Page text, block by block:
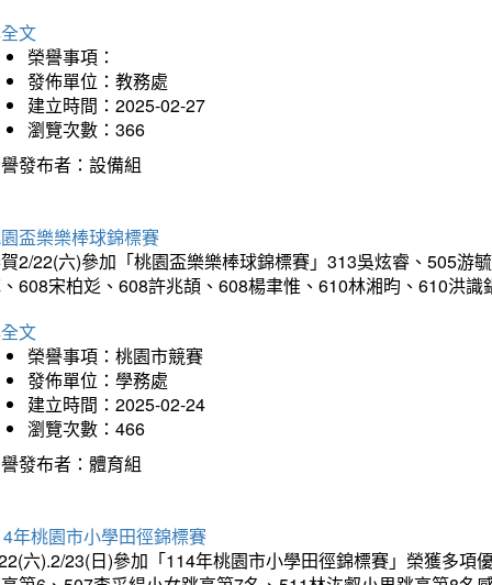
文
榮譽事項：
發佈單位：教務處
建立時間：2025-02-27
瀏覽次數：366
發布者：設備組
盃樂樂棒球錦標賽
2/22(六)參加「桃園盃樂樂棒球錦標賽」313吳炫睿、505游
608宋柏彣、608許兆頡、608楊聿惟、610林湘昀、610洪
文
榮譽事項：桃園市競賽
發佈單位：學務處
建立時間：2025-02-24
瀏覽次數：466
發布者：體育組
年桃園市小學田徑錦標賽
六).2/23(日)參加「114年桃園市小學田徑錦標賽」榮獲多